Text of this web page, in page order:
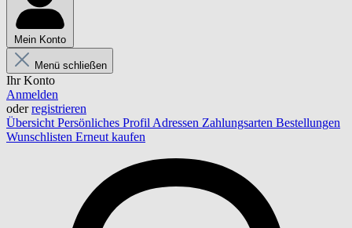
Mein Konto
Menü schließen
Ihr Konto
Anmelden
oderregistrieren
Übersicht Persönliches Profil Adressen Zahlungsarten Bestellungen
Wunschlisten Erneut kaufen